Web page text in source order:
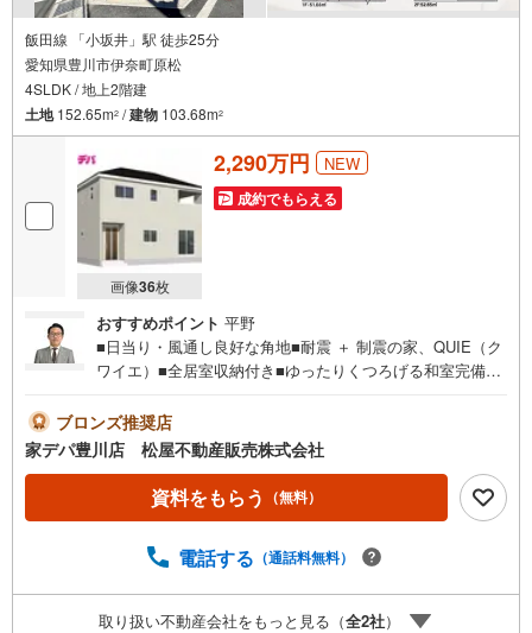
受
け
取
る
・
条
を
マ
る
飯田線 「小坂井」駅 徒歩25分
愛知県豊川市伊奈町原松
4SLDK / 地上2階建
土地152.65m2 /建物 103.68m2
画像36枚
2,290万円 NEW
成約でもらえる
おすすめポイント 平野
■日当り・風通し良好な角地■耐震 ＋ 制震の家、QUIE（ク
ワイエ）■全居室収納付き■ゆったりくつろげる和室完備■
窓から日差しが差し込むリビングは広さ16.5帖 ・テレワ
ークルームとしても活用可能な2帖の納戸完備●家デパ 松
屋不動産販売 のつよみ●・豊橋市・豊川市・知立市・浜松
市の4店舗営業中！三河エリア・遠州エリアの物件ならおま
かせください。新築戸建、中古戸建、中古マンション、土
物件のリフォーム実績多数！中古物件をご購入の際、約7
ブロンズ推奨店
家デパ豊川店 松屋不動産販売株式会社
資料をもらう （無料）
電話する （通話料無料）
取り扱い不動産会社をもっと見る（全2社）